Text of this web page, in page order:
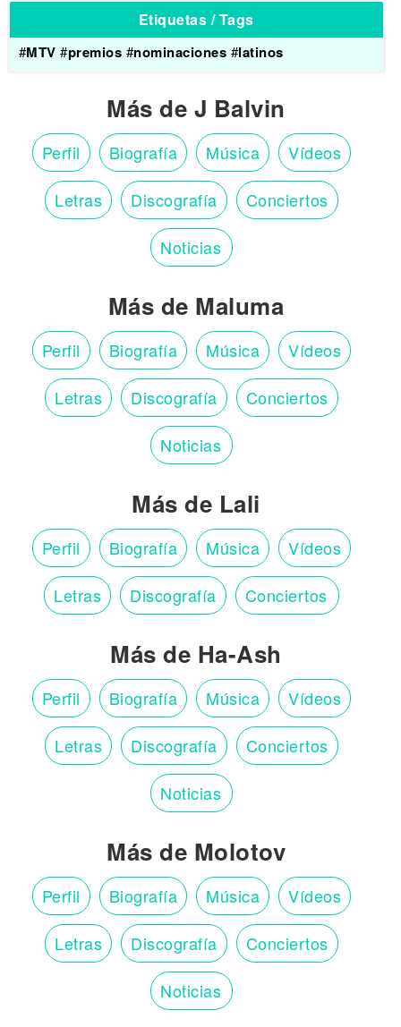
Etiquetas / Tags
#MTV #premios #nominaciones #latinos
Más de J Balvin
Perfil Biografía Música Vídeos
Letras Discografía Conciertos
Noticias
Más de Maluma
Perfil Biografía Música Vídeos
Letras Discografía Conciertos
Noticias
Más de Lali
Perfil Biografía Música Vídeos
Letras Discografía Conciertos
Más de Ha-Ash
Perfil Biografía Música Vídeos
Letras Discografía Conciertos
Noticias
Más de Molotov
Perfil Biografía Música Vídeos
Letras Discografía Conciertos
Noticias